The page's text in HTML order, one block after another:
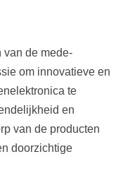
van de mede-
om innovatieve en
te
en
van de producten
doorzichtige